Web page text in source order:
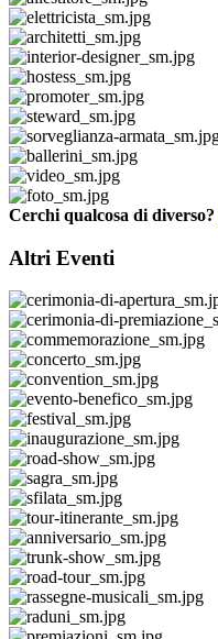
Cerchi qualcosa di diverso?
Altri Eventi